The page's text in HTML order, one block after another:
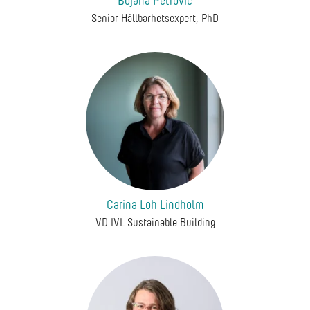
Senior Hållbarhetsexpert, PhD
Carina Loh Lindholm
VD IVL Sustainable Building